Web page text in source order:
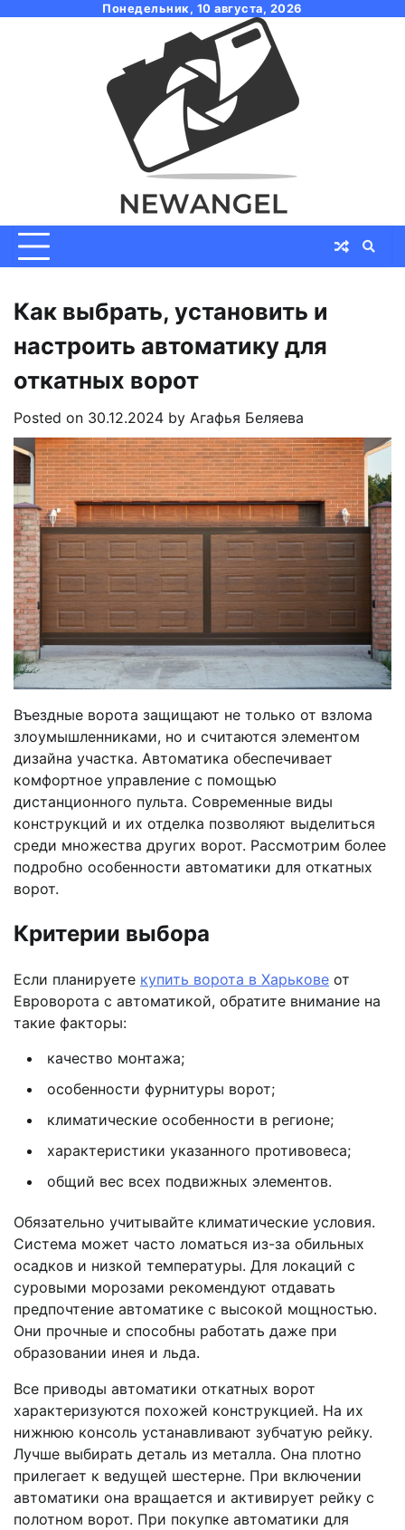
Понедельник, 10 августа, 2026
Как выбрать, установить и
настроить автоматику для
откатных ворот
Posted on 30.12.2024 by Агафья Беляева
Въездные ворота защищают не только от взлома
злоумышленниками, но и считаются элементом
дизайна участка. Автоматика обеспечивает
комфортное управление с помощью
дистанционного пульта. Современные виды
конструкций и их отделка позволяют выделиться
среди множества других ворот. Рассмотрим более
подробно особенности автоматики для откатных
ворот.
Критерии выбора
Если планируете купить ворота в Харькове от
Евроворота с автоматикой, обратите внимание на
такие факторы:
качество монтажа;
особенности фурнитуры ворот;
климатические особенности в регионе;
характеристики указанного противовеса;
общий вес всех подвижных элементов.
Обязательно учитывайте климатические условия.
Система может часто ломаться из-за обильных
осадков и низкой температуры. Для локаций с
суровыми морозами рекомендуют отдавать
предпочтение автоматике с высокой мощностью.
Они прочные и способны работать даже при
образовании инея и льда.
Все приводы автоматики откатных ворот
характеризуются похожей конструкцией. На их
нижнюю консоль устанавливают зубчатую рейку.
Лучше выбирать деталь из металла. Она плотно
прилегает к ведущей шестерне. При включении
автоматики она вращается и активирует рейку с
полотном ворот. При покупке автоматики для